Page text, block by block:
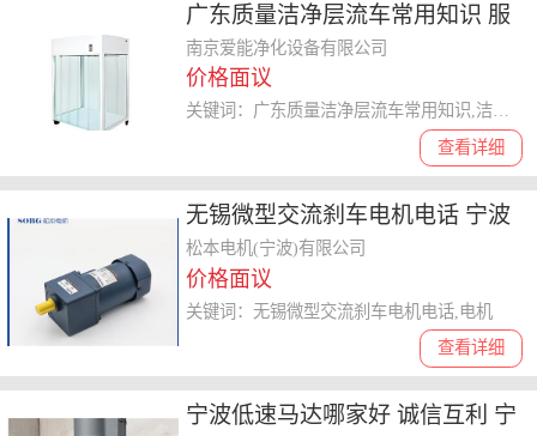
广东质量洁净层流车常用知识 服
务至上 南京爱能净化设备供应
南京爱能净化设备有限公司
价格面议
查看详细
关键词：广东质量洁净层流车常用知识,洁净层流车
无锡微型交流刹车电机电话 宁波
松本电机供应
松本电机(宁波)有限公司
价格面议
查看详细
关键词：无锡微型交流刹车电机电话,电机
宁波低速马达哪家好 诚信互利 宁